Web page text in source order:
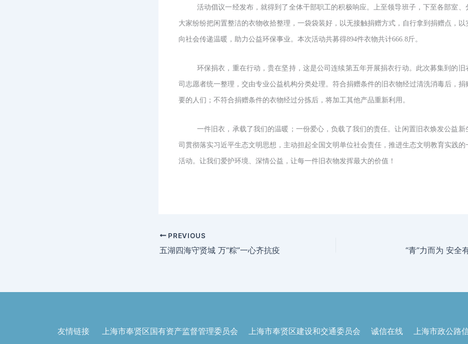
活动倡议一经发布，就得到了全体干部职工的积极响应。上至领导班子，下至各部室、
大家纷纷把闲置整洁的衣物收拾整理，一袋袋装好，以无接触捐赠方式，自行拿到捐赠点，以
向社会传递温暖，助力公益环保事业。本次活动共募得894件衣物共计666.8斤。
环保捐衣，重在行动，贵在坚持，这是公司连续第五年开展捐衣行动。此次募集到的旧
司志愿者统一整理，交由专业公益机构分类处理。符合捐赠条件的旧衣物经过清洗消毒后，捐
要的人们；不符合捐赠条件的衣物经过分拣后，将加工其他产品重新利用。
一件旧衣，承载了我们的温暖；一份爱心，负载了我们的责任。让闲置旧衣焕发公益新
司贯彻落实习近平生态文明思想，主动担起全国文明单位社会责任，推进生态文明教育实践的
活动。让我们爱护环境、深情公益，让每一件旧衣物发挥最大的价值！
PREVIOUS
五湖四海守贤城 万“粽”一心齐抗疫 “青”力而为 安全
友情链接 上海市奉贤区国有资产监督管理委员会 上海市奉贤区建设和交通委员会 诚信在线 上海市政公路